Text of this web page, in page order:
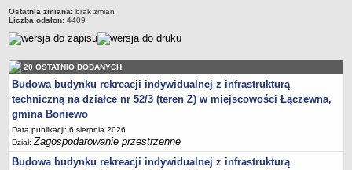
Porozumienia
Infromacje w zakresie preferencyjnego paliwa stałego
ocena jakości wody
WŁADZE I STRUKTURA
Rada gminy
Urząd gminy
Wójt
Jednostki organizacyjne
Ostatnia zmiana: brak zmian
Liczba odsłon: 4409
20 OSTATNIO DODANYCH
Budowa budynku rekreacji indywidualnej z infrastrukturą
techniczną na działce nr 52/3 (teren Z) w miejscowości Łączewna,
gmina Boniewo
Data publikacji: 6 sierpnia 2026
Dział:Zagospodarowanie przestrzenne
Budowa budynku rekreacji indywidualnej z infrastrukturą